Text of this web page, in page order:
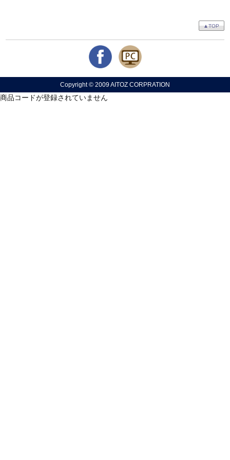
▲TOP
Copyright © 2009 AITOZ CORPRATION
商品コードが登録されていません